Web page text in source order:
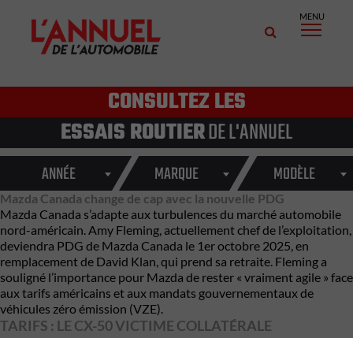
MENU
CONSULTEZ LES
ESSAIS ROUTIERDE L'ANNUEL
ANNÉE MARQUE MODÈLE
Mazda Canada change de cap avec la nouvelle PDG
Mazda Canada s’adapte aux turbulences du marché automobile
nord-américain. Amy Fleming, actuellement chef de l’exploitation,
deviendra PDG de Mazda Canada le 1er octobre 2025, en
remplacement de David Klan, qui prend sa retraite. Fleming a
souligné l’importance pour Mazda de rester « vraiment agile » face
aux tarifs américains et aux mandats gouvernementaux de
véhicules zéro émission (VZE).
TARIFS : LE CX-50 VICTIME COLLATÉRALE